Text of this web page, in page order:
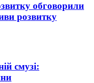
обговорили
розвитку
смузі: